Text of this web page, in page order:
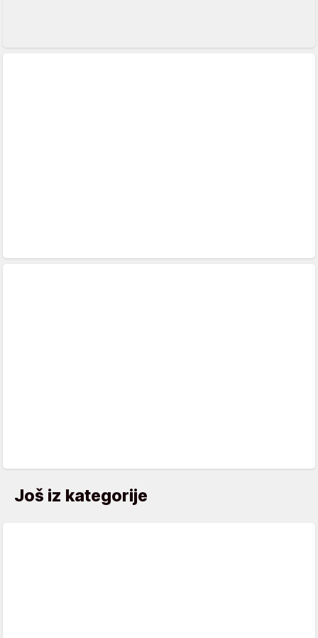
Još iz kategorije